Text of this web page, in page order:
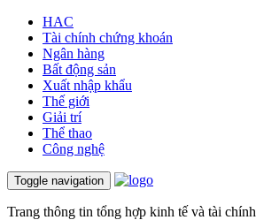
HAC
Tài chính chứng khoán
Ngân hàng
Bất động sản
Xuất nhập khẩu
Thế giới
Giải trí
Thể thao
Công nghệ
Toggle navigation
Trang thông tin tổng hợp kinh tế và tài chính